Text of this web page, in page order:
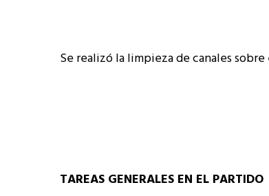
Se realizó la limpieza de canales sobre
TAREAS GENERALES EN EL PARTIDO